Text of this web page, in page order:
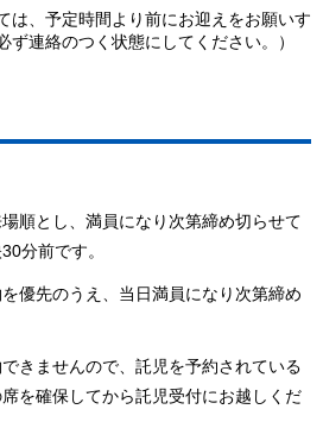
は、予定時間より前にお迎えをお願いす
ず連絡のつく状態にしてください。）
場順とし、満員になり次第締め切らせて
分前です。
を優先のうえ、当日満員になり次第締め
できませんので、託児を予約されている
を確保してから託児受付にお越しくだ